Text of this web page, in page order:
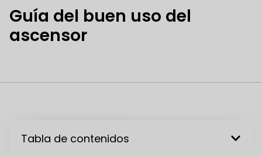
Guía del buen uso del
ascensor
Tabla de contenidos